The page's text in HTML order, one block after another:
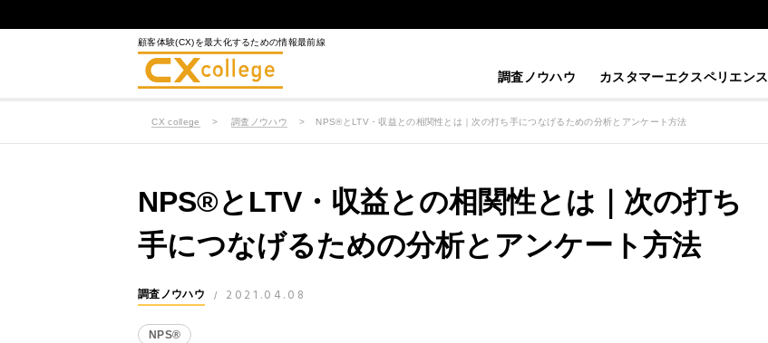
顧客体験(CX)を最大化するための情報最前線
調査ノウハウ カスタマーエクスペリエンス
CX college 調査ノウハウ NPS®とLTV・収益との相関性とは｜次の打ち手につなげるための分析とアンケート方法
NPS®とLTV・収益との相関性とは｜次の打ち
手につなげるための分析とアンケート方法
調査ノウハウ / 2021.04.08
NPS®